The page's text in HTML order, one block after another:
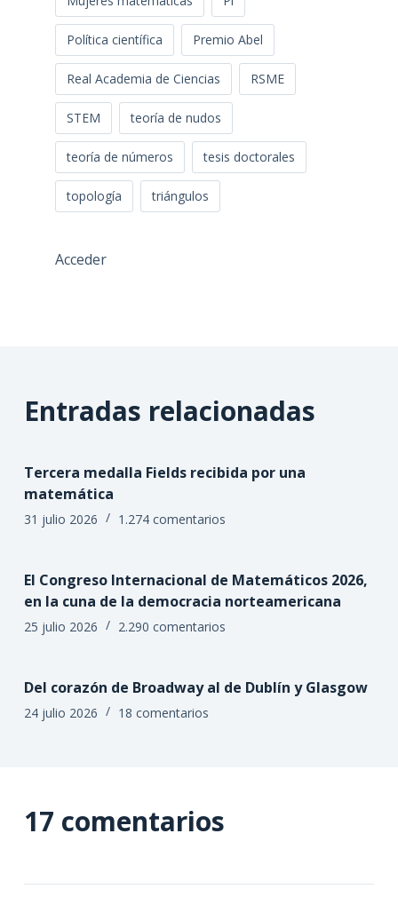
Política científica Premio Abel
Real Academia de Ciencias RSME
STEM teoría de nudos
teoría de números tesis doctorales
topología triángulos
Acceder
Entradas relacionadas
Tercera medalla Fields recibida por una
matemática
31 julio 2026 1.274 comentarios
El Congreso Internacional de Matemáticos 2026,
en la cuna de la democracia norteamericana
25 julio 2026 2.290 comentarios
Del corazón de Broadway al de Dublín y Glasgow
24 julio 2026 18 comentarios
17 comentarios